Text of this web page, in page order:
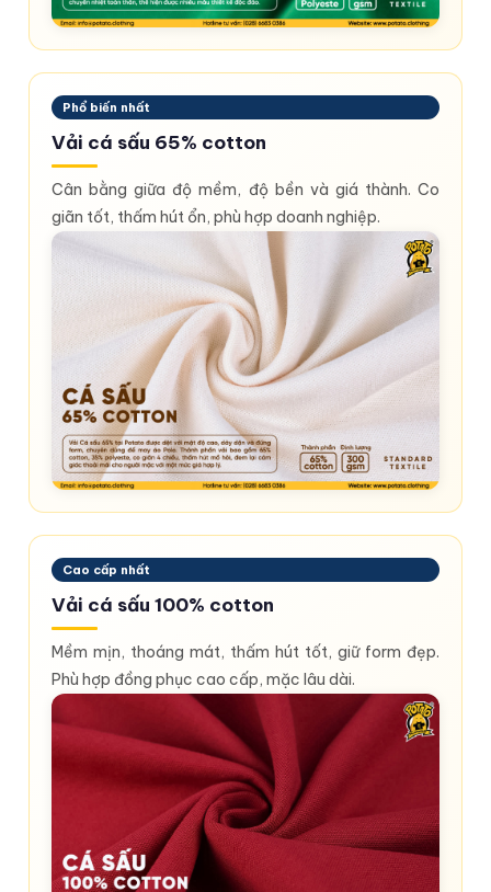
Phổ biến nhất
Vải cá sấu 65% cotton
Cân bằng giữa độ mềm, độ bền và giá thành. Co
giãn tốt, thấm hút ổn, phù hợp doanh nghiệp.
Cao cấp nhất
Vải cá sấu 100% cotton
Mềm mịn, thoáng mát, thấm hút tốt, giữ form đẹp.
Phù hợp đồng phục cao cấp, mặc lâu dài.